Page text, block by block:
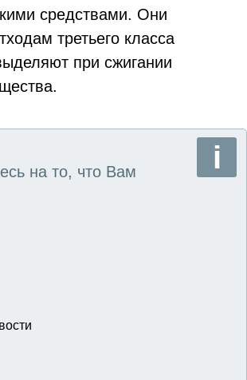
средствами. Они
третьего класса
при сжигании
на то, что Вам